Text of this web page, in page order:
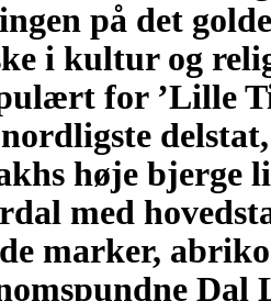
på det
i kultur og
for ’Lille
høje bjerge
med
marker,
Dal